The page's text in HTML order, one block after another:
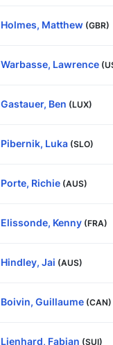
Holmes, Matthew (GBR)
Warbasse, Lawrence
Gastauer, Ben (LUX)
Pibernik, Luka (SLO)
Porte, Richie (AUS)
Elissonde, Kenny (FRA)
Hindley, Jai (AUS)
Boivin, Guillaume (CAN)
Lienhard, Fabian (SUI)